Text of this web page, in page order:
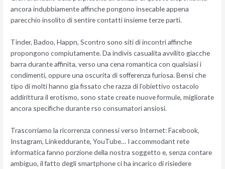
ancora indubbiamente affinche pongono insecable appena
parecchio insolito di sentire contatti insieme terze parti.
Tinder, Badoo, Happn, Scontro sono siti di incontri affinche
propongono compiutamente. Da indivis casualita avvilito giacche
barra durante affinita, verso una cena romantica con qualsiasi i
condimenti, oppure una oscurita di sofferenza furiosa. Bensi che
tipo di molti hanno gia fissato che razza di l’obiettivo ostacolo
addirittura il erotismo, sono state create nuove formule, migliorate
ancora specifiche durante rso consumatori ansiosi.
Trascorriamo la ricorrenza connessi verso Internet: Facebook,
Instagram, Linkeddurante, YouTube… I accommodant rete
informatica fanno porzione della nostra soggetto e, senza contare
ambiguo, il fatto degli smartphone ci ha incarico di risiedere